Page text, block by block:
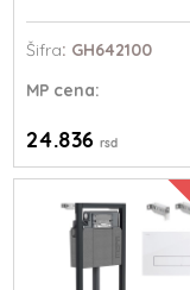
Šifra: GH642100
MP cena:
24.836rsd